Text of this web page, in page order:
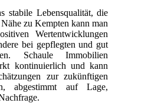
stabile Lebensqualität, die
zu Kempten kann man
Wertentwicklungen
bei gepflegten und gut
Schaule Immobilien
kontinuierlich und kann
zur zukünftigen
abgestimmt auf Lage,